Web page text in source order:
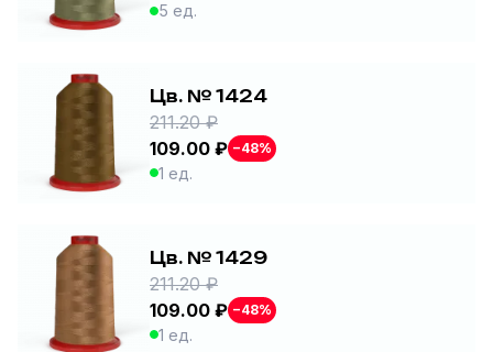
5 ед.
Цв. № 1424
211.20 ₽
109.00 ₽ −48%
1 ед.
Цв. № 1429
211.20 ₽
109.00 ₽ −48%
1 ед.